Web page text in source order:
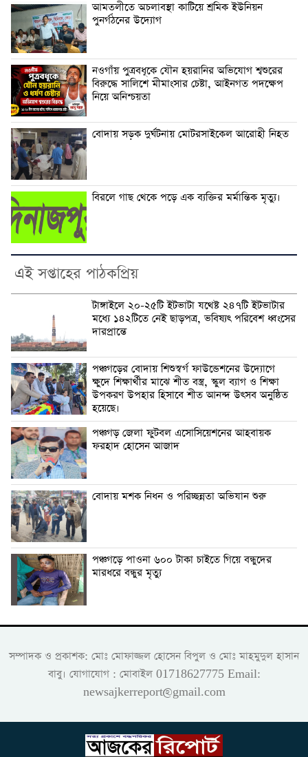
আমতলীতে অচলাবস্থা কাটিয়ে শ্রমিক ইউনিয়ন
পুনর্গঠনের উদ্যোগ
নওগাঁয় পুত্রবধূকে যৌন হয়রানির অভিযোগ শ্বশুরের
বিরুদ্ধে সালিশে মীমাংসার চেষ্টা, আইনগত পদক্ষেপ
নিয়ে অনিশ্চয়তা
বোদায় সড়ক দুর্ঘটনায় মোটরসাইকেল আরোহী নিহত
বিরলে গাছ থেকে পড়ে এক ব্যক্তির মর্মান্তিক মৃত্যু।
এই সপ্তাহের পাঠকপ্রিয়
টাঙ্গাইলে ২০-২৫টি ইটভাটা যথেষ্ট ২৪৭টি ইটভাটার
মধ্যে ১৪২টিতে নেই ছাড়পত্র, ভবিষ্যৎ পরিবেশ ধ্বংসের
দারপ্রান্তে
পঞ্চগড়ের বোদায় শিশুস্বর্গ ফাউন্ডেশনের উদ্যোগে
ক্ষুদে শিক্ষার্থীর মাঝে শীত বস্ত্র, স্কুল ব্যাগ ও শিক্ষা
উপকরণ উপহার হিসাবে শীত আনন্দ উৎসব অনুষ্ঠিত
হয়েছে।
পঞ্চগড় জেলা ফুটবল এসোসিয়েশনের আহবায়ক
ফরহাদ হোসেন আজাদ
বোদায় মশক নিধন ও পরিচ্ছন্নতা অভিযান শুরু
পঞ্চগড়ে পাওনা ৬০০ টাকা চাইতে গিয়ে বন্ধুদের
মারধরে বন্ধুর মৃত্যু
সম্পাদক ও প্রকাশক: মোঃ মোফাজ্জল হোসেন বিপুল ও মোঃ মাহমুদুল হাসান
বাবু। যোগাযোগ : মোবাইল 01718627775 Email:
newsajkerreport@gmail.com